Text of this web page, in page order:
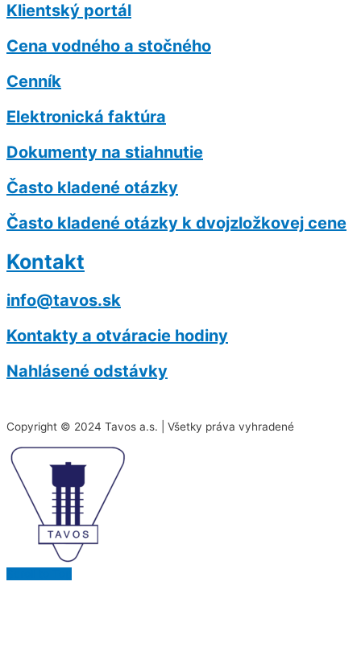
Klientský portál
Cena vodného a stočného
Cenník
Elektronická faktúra
Dokumenty na stiahnutie
Často kladené otázky
Často kladené otázky k dvojzložkovej cene
Kontakt
info@tavos.sk
Kontakty a otváracie hodiny
Nahlásené odstávky
Copyright © 2024 Tavos a.s. | Všetky práva vyhradené